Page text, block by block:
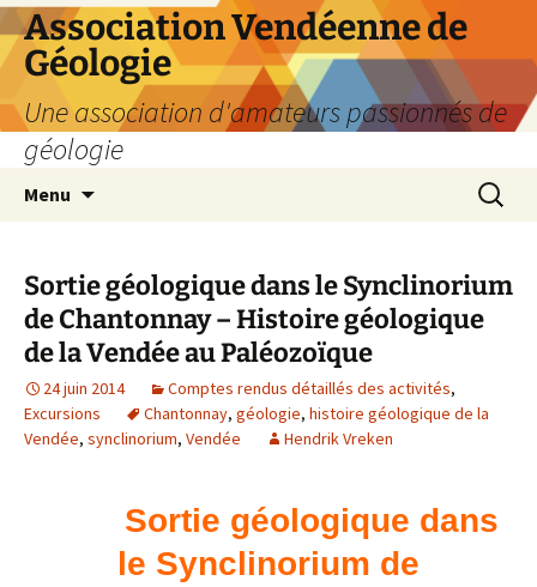
Aller
au
contenu
Association Vendéenne de
Géologie
Une association d'amateurs passionnés de
géologie
Menu
Sortie géologique dans le Synclinorium
de Chantonnay – Histoire géologique
de la Vendée au Paléozoïque
24 juin 2014 Comptes rendus détaillés des activités,
Excursions
Chantonnay, géologie, histoire géologique de la
Vendée, synclinorium, Vendée Hendrik Vreken
Sortie géologique dans
le Synclinorium de